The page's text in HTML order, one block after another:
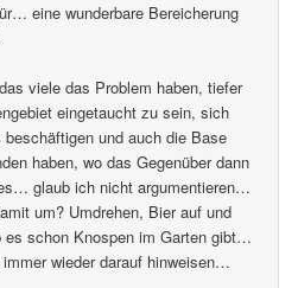
eine wunderbare Bereicherung
viele das Problem haben, tiefer
eingetaucht zu sein, sich
und auch die Base
haben, wo das Gegenüber dann
glaub ich nicht argumentieren…
um? Umdrehen, Bier auf und
es schon Knospen im Garten gibt…
wieder darauf hinweisen…